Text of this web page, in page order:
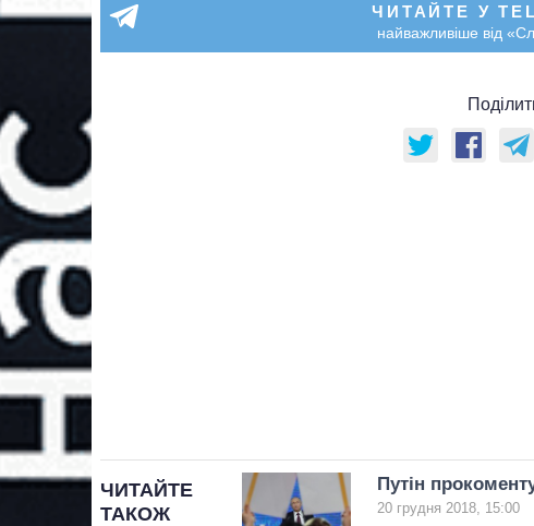
ЧИТАЙТЕ У
найважливіше від
ЧИТАЙТЕ
ТАКОЖ
Путін
20 грудня 2018, 15:00